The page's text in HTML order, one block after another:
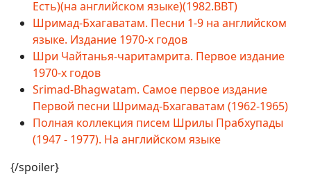
Есть)(на английском языке)(1982.BBT)
Шримад-Бхагаватам. Песни 1-9 на английском
языке. Издание 1970-х годов
Шри Чайтанья-чаритамрита. Первое издание
1970-х годов
Srimad-Bhagwatam. Самое первое издание
Первой песни Шримад-Бхагаватам (1962-1965)
Полная коллекция писем Шрилы Прабхупады
(1947 - 1977). На английском языке
{/spoiler}